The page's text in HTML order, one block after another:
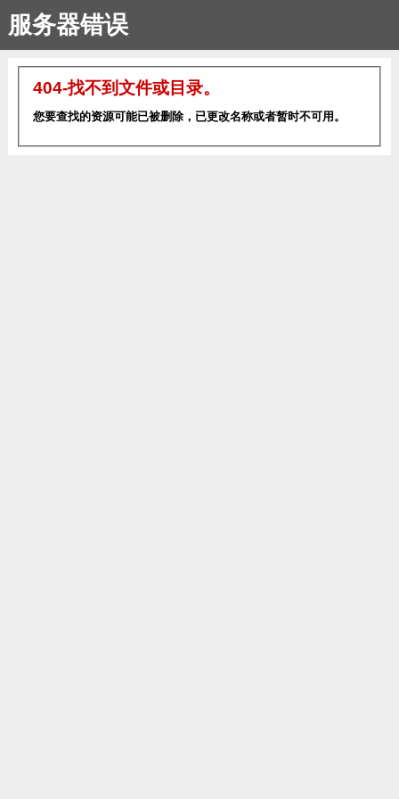
服务器错误
404-找不到文件或目录。
您要查找的资源可能已被删除，已更改名称或者暂时不可用。